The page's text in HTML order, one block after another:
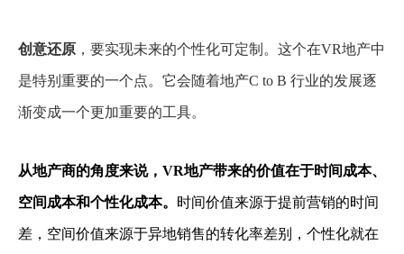
创意还原 ，要实现未来的个性化可定制。这个在VR地产中
是特别重要的一个点。它会随着地产C to B 行业的发展逐
渐变成一个更加重要的工具。
从地产商的角度来说，VR地产带来的价值在于时间成本、
空间成本和个性化成本。 时间价值来源于提前营销的时间
差，空间价值来源于异地销售的转化率差别，个性化就在